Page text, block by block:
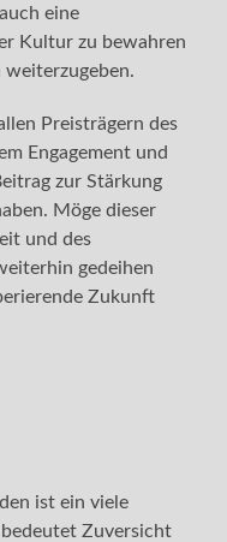
eine
Kultur zu bewahren
weiterzugeben.
Preisträgern des
Engagement und
zur Stärkung
Möge dieser
und des
gedeihen
Zukunft
ist ein viele
Zuversicht